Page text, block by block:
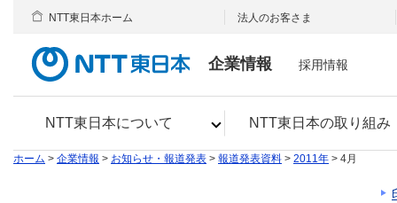
企業情報
NTT東日本について NTT東日本の取り組み
NTT東日本ホーム 法人のお客さま
採用情報
ホーム > 企業情報 > お知らせ・報道発表 > 報道発表資料 > 2011年 > 4月